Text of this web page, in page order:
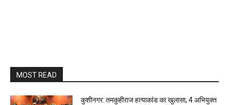
MOST READ
कुशीनगर: तमकुहीराज हत्याकांड का खुलासा, 4 अभियुक्त